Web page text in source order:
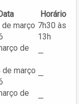
Horário
de março 7h30 às
13h
de
—
março
—
de
—